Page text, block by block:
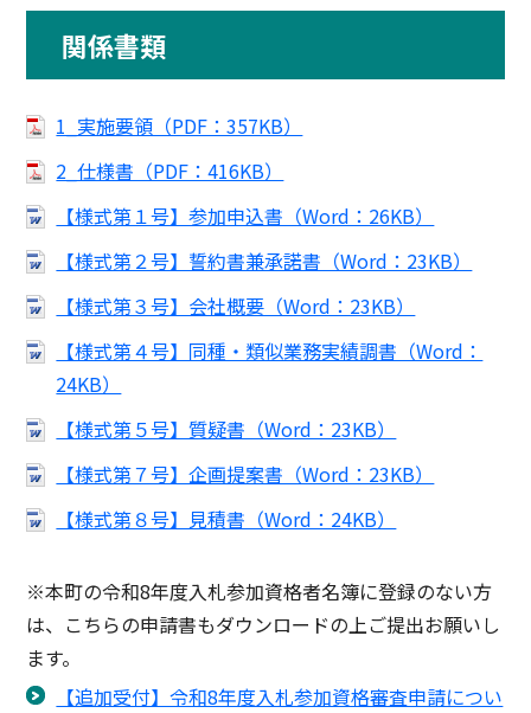
関係書類
1_実施要領（PDF：357KB）
2_仕様書（PDF：416KB）
【様式第１号】参加申込書（Word：26KB）
【様式第２号】誓約書兼承諾書（Word：23KB）
【様式第３号】会社概要（Word：23KB）
【様式第４号】同種・類似業務実績調書（Word：
24KB）
【様式第５号】質疑書（Word：23KB）
【様式第７号】企画提案書（Word：23KB）
【様式第８号】見積書（Word：24KB）
※本町の令和8年度入札参加資格者名簿に登録のない方
は、こちらの申請書もダウンロードの上ご提出お願いし
ます。
【追加受付】令和8年度入札参加資格審査申請につい